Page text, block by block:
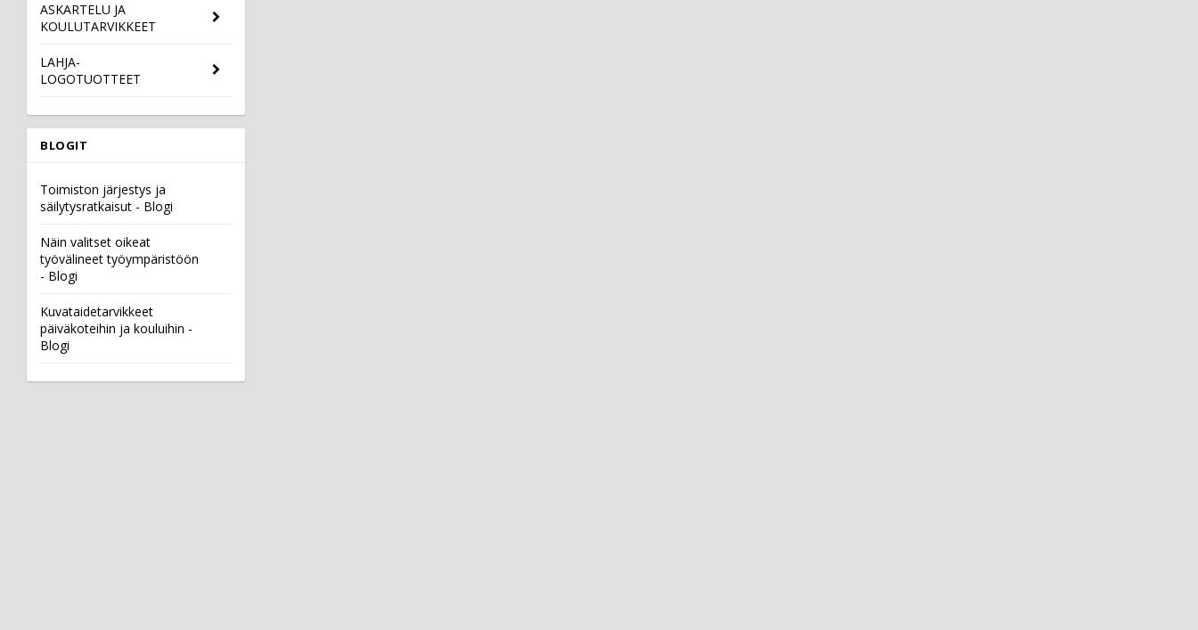
ASKARTELU JA
KOULUTARVIKKEET
LAHJA-
LOGOTUOTTEET
BLOGIT
Toimiston järjestys ja
säilytysratkaisut - Blogi
Näin valitset oikeat
työvälineet työympäristöön
- Blogi
Kuvataidetarvikkeet
päiväkoteihin ja kouluihin -
Blogi